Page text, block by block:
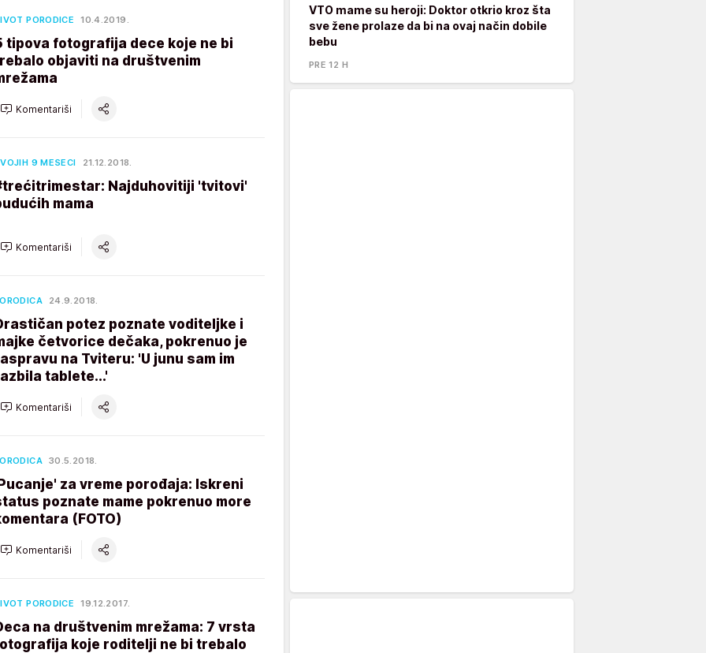
PORODICE 10.4.2019.
tipova fotografija dece koje ne bi
objaviti na društvenim
Komentariši
9 MESECI 21.12.2018.
Najduhovitiji 'tvitovi'
mama
Komentariši
24.9.2018.
potez poznate voditeljke i
četvorice dečaka, pokrenuo je
na Tviteru: 'U junu sam im
tablete...'
Komentariši
30.5.2018.
za vreme porođaja: Iskreni
poznate mame pokrenuo more
(FOTO)
Komentariši
PORODICE 19.12.2017.
na društvenim mrežama: 7 vrsta
koje roditelji ne bi trebalo
VTO mame su heroji: Doktor otkrio kroz šta
sve žene prolaze da bi na ovaj način dobile
bebu
PRE 12 H